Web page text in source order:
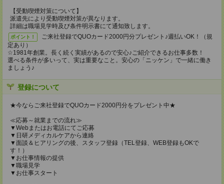
【受動喫煙対策について】
派遣先により受動喫煙対策が異なります。
詳細は職場見学時及び条件明示書にて通知致します。
ポイント！
ご来社登録でQUOカード2000円分プレゼント♪週払いOK！（規
定あり）
☆1981年創業。長く続く実績があるので安心♪ご紹介できるお仕事多数！
選べる条件が多いって、実は重要なこと。安心の「ニッケン」で一緒に働き
ましょう♪
登録について
★今ならご来社登録でQUOカード2000円分をプレゼント中★
≪応募～就業までの流れ≫
▼Webまたはお電話にてご応募
▼日研メディカルケアから連絡
▼面談＆ヒアリングの後、スタッフ登録（TEL登録、WEB登録もOKで
す！）
▼お仕事情報の提供
▼職場見学
▼お仕事スタート